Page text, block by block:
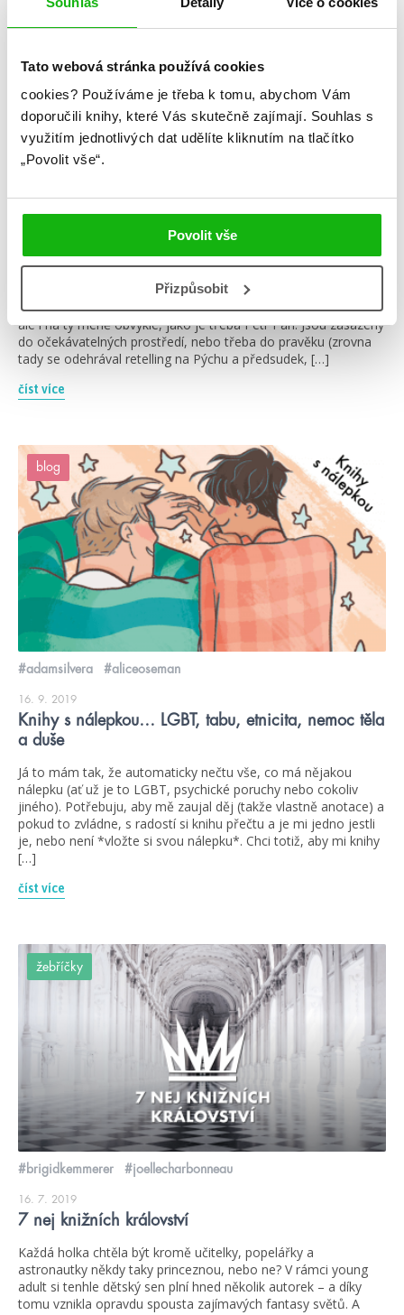
Tato webová stránka používá cookies
cookies? Používáme je třeba k tomu, abychom Vám
doporučili knihy, které Vás skutečně zajímají. Souhlas s
využitím jednotlivých dat udělíte kliknutím na tlačítko
„Povolit vše“.
Povolit vše
Přizpůsobit
6 nej retellingů Krásky a zvířete
Retellingy nejsou mezi young adult knihami nic nového.
Objevují se velmi typické retellingy, i ty netypické. Jsou na
klasické disneyovské pohádky, jako je Popelka nebo Sněhurka,
ale i na ty méně obvyklé, jako je třeba Petr Pan. Jsou zasazeny
do očekávatelných prostředí, nebo třeba do pravěku (zrovna
tady se odehrával retelling na Pýchu a předsudek, […]
číst více
blog
#adamsilvera #aliceoseman
16. 9. 2019
Knihy s nálepkou… LGBT, tabu, etnicita, nemoc těla
a duše
Já to mám tak, že automaticky nečtu vše, co má nějakou
nálepku (ať už je to LGBT, psychické poruchy nebo cokoliv
jiného). Potřebuju, aby mě zaujal děj (takže vlastně anotace) a
pokud to zvládne, s radostí si knihu přečtu a je mi jedno jestli
je, nebo není *vložte si svou nálepku*. Chci totiž, aby mi knihy
[…]
číst více
žebříčky
#brigidkemmerer #joellecharbonneau
16. 7. 2019
7 nej knižních království
Každá holka chtěla být kromě učitelky, popelářky a
astronautky někdy taky princeznou, nebo ne? V rámci young
adult si tenhle dětský sen plní hned několik autorek – a díky
tomu vznikla opravdu spousta zajímavých fantasy světů. A